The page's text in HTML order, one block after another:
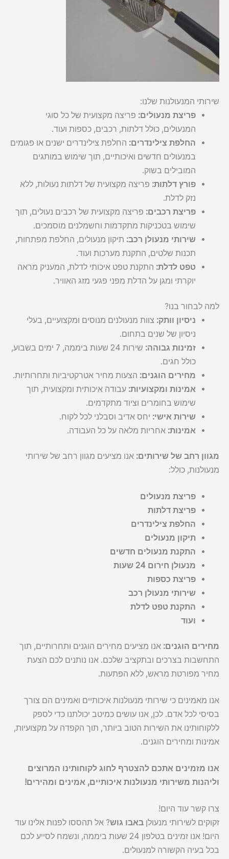
שירותי המנעולנות שלנו:
פריצת מנעולים: פריצה מקצועית של כל סוגי
המנעולים, כולל דלתות, רכבים, כספות ועוד.
החלפת צילינדרים: החלפת צילינדרים ישנים או פגומים
במנעולים חדשים ואיכותיים, תוך שימוש במותגים
המובילים בשוק.
פורץ דלתות: פריצה מקצועית של דלתות נעולות, ללא
נזק לדלת.
פריצת רכבים: פריצה מקצועית של רכבים נעולים, תוך
שימוש בטכניקות מתקדמות וחשמלנים מוסמכים.
שירותי מנעולן רכב: תיקון מנעולים, החלפת מפתחות,
תכנות שלטים, התקנת מערכות ועוד.
טפט לדלת: התקנת טפט איכותי לדלת, המעניק מראה
יוקרתי ומגן על הדלת מפני פגעי מזג האוויר.
למה לבחור בנו?
ניסיון וותק: צוות מנעולנים מנוסים ומקצועיים, בעלי
ניסיון של שנים בתחום.
זמינות גבוהה:
שירות 24 שעות ביממה, 7 ימים בשבוע,
כולל חגים.
מחירים הוגנים: הצעות מחיר אטרקטיביות ותחרותיות.
אמינות ומקצועיות: עבודה איכותית ומקצועית, תוך
שימוש בחומרים וציוד מתקדמים.
שירות אישי: יחס אדיב וסבלני לכל לקוח.
אמינות: אחריות מלאה על כל העבודה.
מגוון רחב של שירותים: אנו מציעים מגוון רחב של שירותי
מנעולנות, כולל:
פריצת מנעולים
פריצת דלתות
החלפת צילינדרים
תיקון מנעולים
התקנת מנעולים חדשים
מנעולן חירום 24 שעות
פריצת כספות
שירותי מנעולן רכב
התקנת טפט לדלת
ועוד
מחירים הוגנים: אנו מציעים מחירים הוגנים ותחרותיים, תוך
התחשבות בצרכים ובתקציב שלכם. אנו נותנים לכם הצעת
מחיר מפורטת מראש, ללא הפתעות.
אנו מאמינים כי שירותי מנעולנות איכותיים ואמינים הם צורך
בסיסי לכל אדם. לכן, אנו עושים כמיטב יכולתנו כדי לספק
ללקוחותינו את השירות הטוב ביותר, תוך הקפדה על מקצועיות,
אמינות ומחירים הוגנים.
אנו מזמינים אתכם להצטרף לחוג לקוחותינו המרוצים
וליהנות משירותי מנעולנות איכותיים, אמינים ומהירים!
צרו קשר עוד היום!
זקוקים לשירותי מנעולן באבו גוש? אל תהססו לפנות אלינו עוד
היום! אנו זמינים בטלפון 24 שעות ביממה, ונשמח לסייע לכם
בכל בעיה הקשורה למנעולים.